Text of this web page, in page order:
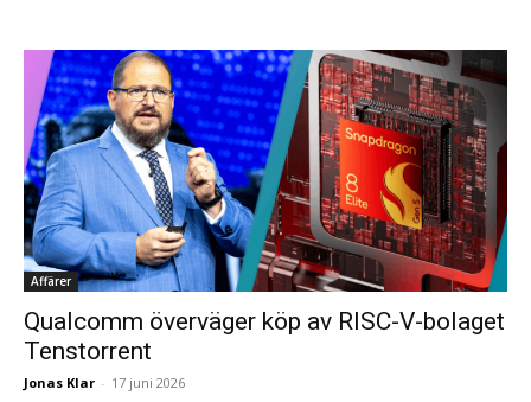
Affärer
Qualcomm överväger köp av RISC-V-bolaget
Tenstorrent
Jonas Klar - 17 juni 2026